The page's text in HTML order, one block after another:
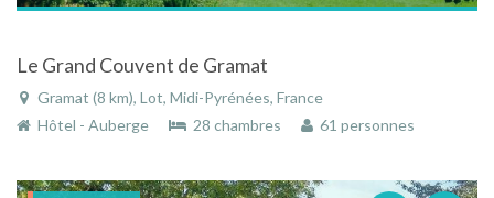
Le Grand Couvent de Gramat
Gramat (8 km), Lot, Midi-Pyrénées, France
Hôtel - Auberge
28 chambres 61 personnes